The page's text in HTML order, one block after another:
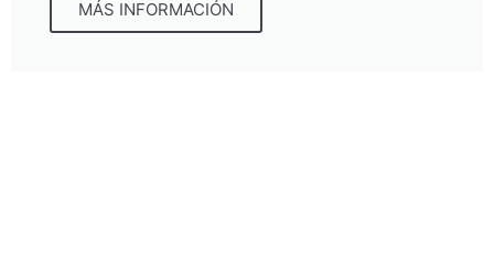
MÁS INFORMACIÓN